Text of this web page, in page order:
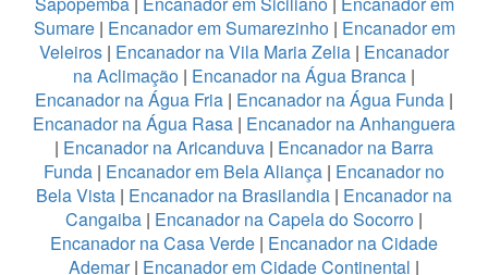
Sumare| Encanador em Sumarezinho| Encanador em
Veleiros | Encanador na Vila Maria Zelia | Encanador
na Aclimação | Encanador na Água Branca |
Encanador na Água Fria | Encanador na Água Funda |
Encanador na Água Rasa | Encanador na Anhanguera
| Encanador na Aricanduva | Encanador na Barra
Funda | Encanador em Bela Aliança | Encanador no
Bela Vista | Encanador na Brasilandia | Encanador na
Cangaiba | Encanador na Capela do Socorro |
Encanador na Casa Verde | Encanador na Cidade
Ademar| Encanador em Cidade Continental |